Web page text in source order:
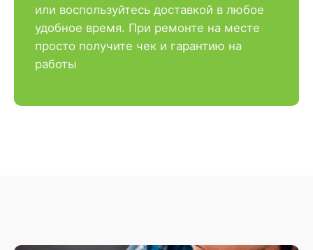
или воспользуйтесь доставкой в любое
удобное время. При ремонте на месте
просто получите чек и гарантию на
работы